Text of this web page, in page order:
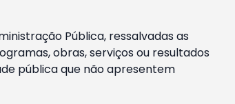
Pública, ressalvadas as
obras, serviços ou resultados
pública que não apresentem